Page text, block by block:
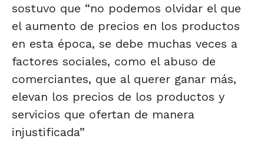
sostuvo que “no podemos olvidar el que
el aumento de precios en los productos
en esta época, se debe muchas veces a
factores sociales, como el abuso de
comerciantes, que al querer ganar más,
elevan los precios de los productos y
servicios que ofertan de manera
injustificada”